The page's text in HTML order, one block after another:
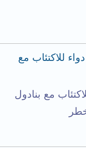
للاكتئاب مع
مع بنادول